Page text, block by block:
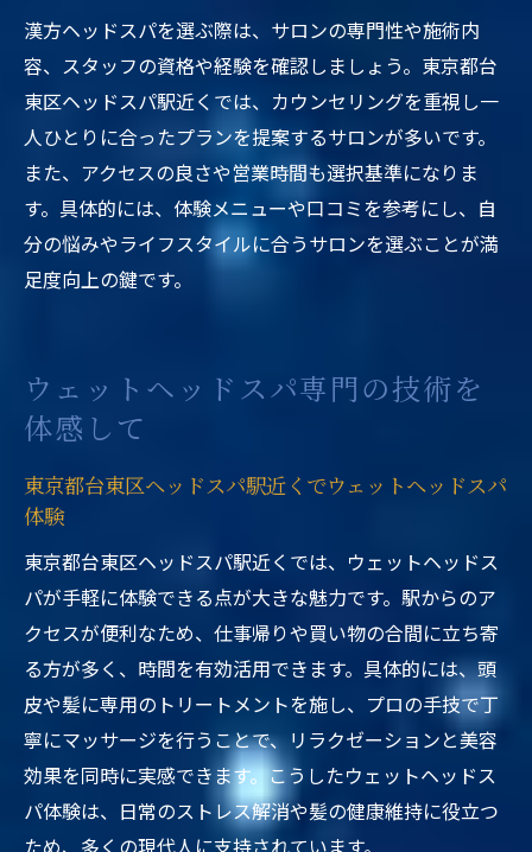
漢方ヘッドスパを選ぶ際は、サロンの専門性や施術内
容、スタッフの資格や経験を確認しましょう。東京都台
東区ヘッドスパ駅近くでは、カウンセリングを重視し一
人ひとりに合ったプランを提案するサロンが多いです。
また、アクセスの良さや営業時間も選択基準になりま
す。具体的には、体験メニューや口コミを参考にし、自
分の悩みやライフスタイルに合うサロンを選ぶことが満
足度向上の鍵です。
ウェットヘッドスパ専門の技術を
体感して
東京都台東区ヘッドスパ駅近くでウェットヘッドスパ
体験
東京都台東区ヘッドスパ駅近くでは、ウェットヘッドス
パが手軽に体験できる点が大きな魅力です。駅からのア
クセスが便利なため、仕事帰りや買い物の合間に立ち寄
る方が多く、時間を有効活用できます。具体的には、頭
皮や髪に専用のトリートメントを施し、プロの手技で丁
寧にマッサージを行うことで、リラクゼーションと美容
効果を同時に実感できます。こうしたウェットヘッドス
パ体験は、日常のストレス解消や髪の健康維持に役立つ
ため、多くの現代人に支持されています。